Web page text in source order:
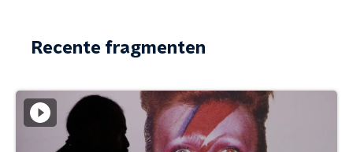
Recente fragmenten